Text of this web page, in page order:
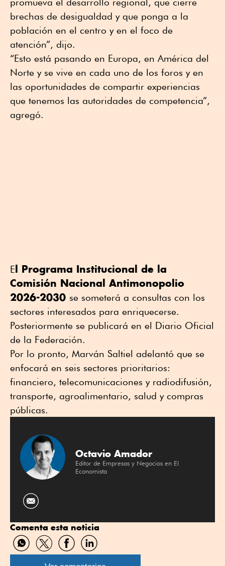
brechas de desigualdad y que ponga a la
población en el centro y en el foco de
atención”, dijo.
“Esto está pasando en Europa, en América del
Norte y se vive en cada uno de los foros y en
las oportunidades de compartir experiencias
que tenemos las autoridades de competencia”,
agregó.
El Programa Institucional de la
Comisión Nacional Antimonopolio
2026-2030 se someterá a consultas con los
sectores interesados para enriquecerse.
Posteriormente se publicará en el Diario Oficial
de la Federación.
Por lo pronto, Marván Saltiel adelantó que se
enfocará en seis sectores prioritarios:
financiero, telecomunicaciones y radiodifusión,
transporte, agroalimentario, salud y compras
públicas.
Octavio Amador
Editor de Empresas y Negocios en El
Economista
Comenta esta noticia
Compartir
por
Compartir
por
Compartir
por
Compartir
por